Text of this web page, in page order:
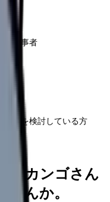
療従事者
方
ーチを検討している方
、カンゴさん
せんか。